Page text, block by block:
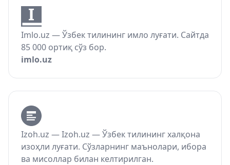
Imlo.uz — Ўзбек тилининг имло луғати. Сайтда
85 000 ортиқ сўз бор.
imlo.uz
Izoh.uz — Izoh.uz — Ўзбек тилининг халқона
изоҳли луғати. Сўзларнинг маънолари, ибора
ва мисоллар билан келтирилган.